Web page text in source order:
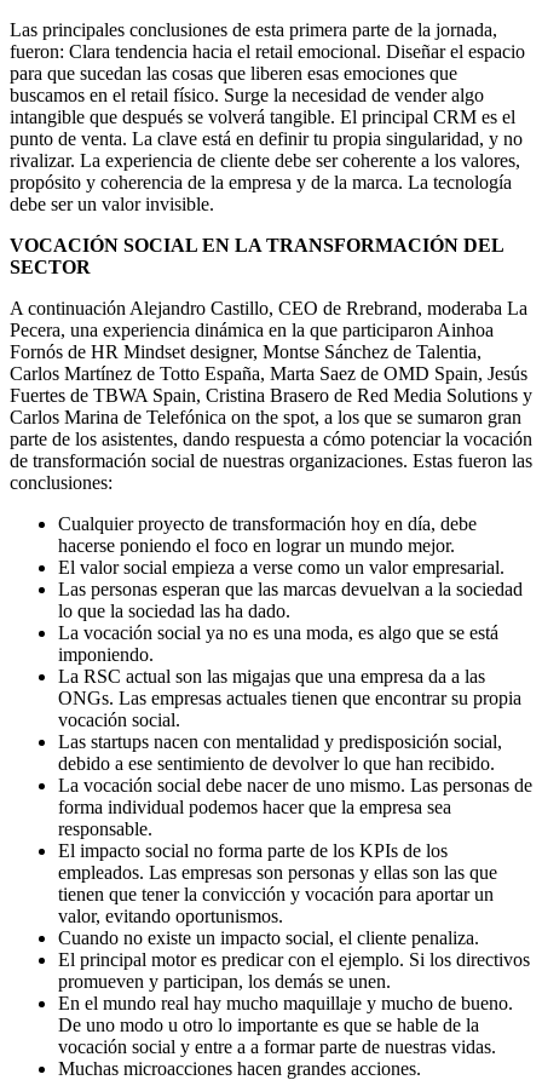
Las principales conclusiones de esta primera parte de la jornada,
fueron: Clara tendencia hacia el retail emocional. Diseñar el espacio
para que sucedan las cosas que liberen esas emociones que
buscamos en el retail físico. Surge la necesidad de vender algo
intangible que después se volverá tangible. El principal CRM es el
punto de venta. La clave está en definir tu propia singularidad, y no
rivalizar. La experiencia de cliente debe ser coherente a los valores,
propósito y coherencia de la empresa y de la marca. La tecnología
debe ser un valor invisible.
VOCACIÓN SOCIAL EN LA TRANSFORMACIÓN DEL
SECTOR
A continuación Alejandro Castillo, CEO de Rrebrand, moderaba La
Pecera, una experiencia dinámica en la que participaron Ainhoa
Fornós de HR Mindset designer, Montse Sánchez de Talentia,
Carlos Martínez de Totto España, Marta Saez de OMD Spain, Jesús
Fuertes de TBWA Spain, Cristina Brasero de Red Media Solutions y
Carlos Marina de Telefónica on the spot, a los que se sumaron gran
parte de los asistentes, dando respuesta a cómo potenciar la vocación
de transformación social de nuestras organizaciones. Estas fueron las
conclusiones:
Cualquier proyecto de transformación hoy en día, debe
hacerse poniendo el foco en lograr un mundo mejor.
El valor social empieza a verse como un valor empresarial.
Las personas esperan que las marcas devuelvan a la sociedad
lo que la sociedad las ha dado.
La vocación social ya no es una moda, es algo que se está
imponiendo.
La RSC actual son las migajas que una empresa da a las
ONGs. Las empresas actuales tienen que encontrar su propia
vocación social.
Las startups nacen con mentalidad y predisposición social,
debido a ese sentimiento de devolver lo que han recibido.
La vocación social debe nacer de uno mismo. Las personas de
forma individual podemos hacer que la empresa sea
responsable.
El impacto social no forma parte de los KPIs de los
empleados. Las empresas son personas y ellas son las que
tienen que tener la convicción y vocación para aportar un
valor, evitando oportunismos.
Cuando no existe un impacto social, el cliente penaliza.
El principal motor es predicar con el ejemplo. Si los directivos
promueven y participan, los demás se unen.
En el mundo real hay mucho maquillaje y mucho de bueno.
De uno modo u otro lo importante es que se hable de la
vocación social y entre a a formar parte de nuestras vidas.
Muchas microacciones hacen grandes acciones.